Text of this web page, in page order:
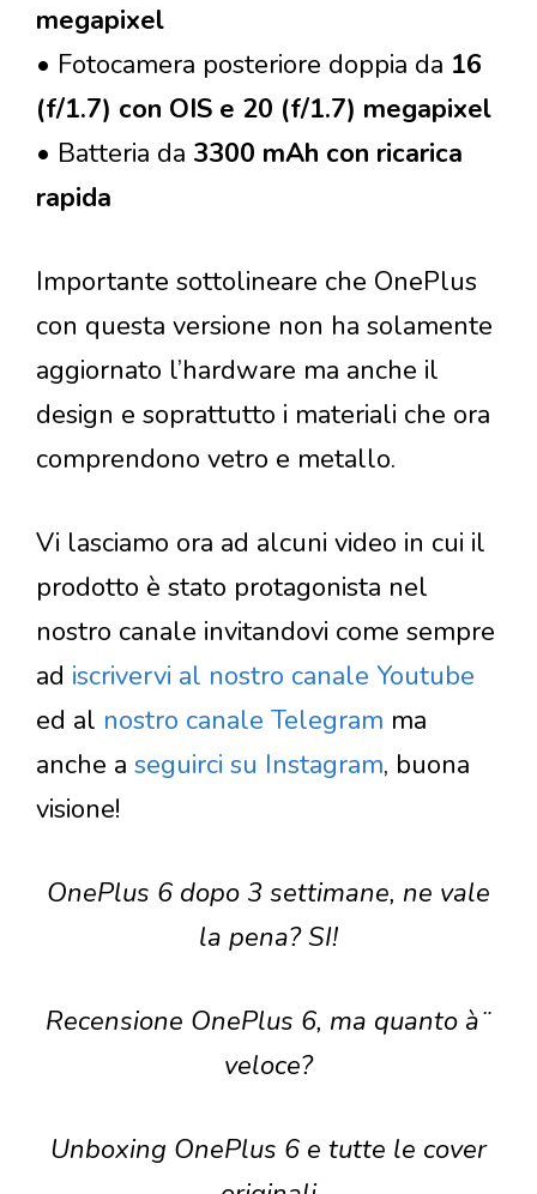
megapixel
• Fotocamera posteriore doppia da 16
(f/1.7) con OIS e 20 (f/1.7) megapixel
• Batteria da 3300 mAh con ricarica
rapida
Importante sottolineare che OnePlus
con questa versione non ha solamente
aggiornato l’hardware ma anche il
design e soprattutto i materiali che ora
comprendono vetro e metallo.
Vi lasciamo ora ad alcuni video in cui il
prodotto è stato protagonista nel
nostro canale invitandovi come sempre
ad iscrivervi al nostro canale Youtube
ed al nostro canale Telegram ma
anche a seguirci su Instagram, buona
visione!
OnePlus 6 dopo 3 settimane, ne vale
la pena? SI!
Recensione OnePlus 6, ma quanto à¨
veloce?
Unboxing OnePlus 6 e tutte le cover